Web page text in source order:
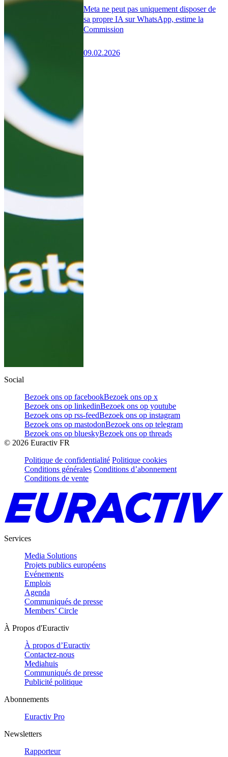
Meta ne peut pas uniquement disposer de
sa propre IA sur WhatsApp, estime la
Commission
09.02.2026
Social
Bezoek ons op facebookBezoek ons op x
Bezoek ons op linkedinBezoek ons op youtube
Bezoek ons op rss-feedBezoek ons op instagram
Bezoek ons op mastodonBezoek ons op telegram
Bezoek ons op blueskyBezoek ons op threads
© 2026 Euractiv FR
Politique de confidentialité Politique cookies
Conditions générales Conditions d’abonnement
Conditions de vente
Services
Media Solutions
Projets publics européens
Evénements
Emplois
Agenda
Communiqués de presse
Members’ Circle
À Propos d'Euractiv
À propos d’Euractiv
Contactez-nous
Mediahuis
Communiqués de presse
Publicité politique
Abonnements
Euractiv Pro
Newsletters
Rapporteur